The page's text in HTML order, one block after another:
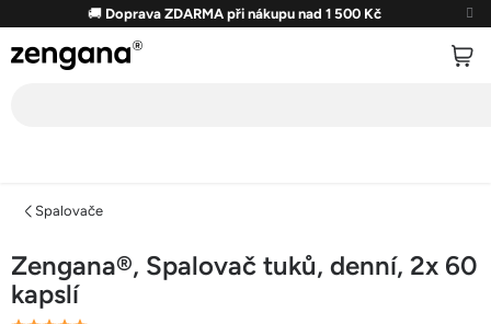
obsah
🚚 Doprava ZDARMA při nákupu nad 1 500 Kč
Spalovače
Zengana®, Spalovač tuků, denní, 2x 60
kapslí